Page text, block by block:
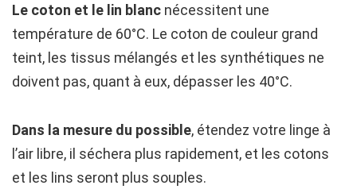
Le coton et le lin blanc nécessitent une
température de 60°C. Le coton de couleur grand
teint, les tissus mélangés et les synthétiques ne
doivent pas, quant à eux, dépasser les 40°C.
Dans la mesure du possible, étendez votre linge à
l’air libre, il séchera plus rapidement, et les cotons
et les lins seront plus souples.